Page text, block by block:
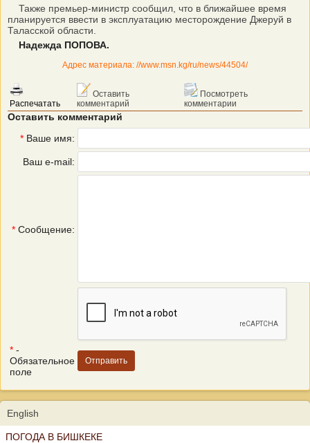
Также премьер-министр сообщил, что в ближайшее время
планируется ввести в эксплуатацию месторождение Джеруй в
Таласской области.
Надежда ПОПОВА.
Адрес материала: //www.msn.kg/ru/news/44504/
Распечатать
Оставить
комментарий
Посмотреть
комментарии
Оставить комментарий
* Ваше имя:
Ваш e-mail:
* Сообщение:
* -
Обязательное
поле
English
ПОГОДА В БИШКЕКЕ